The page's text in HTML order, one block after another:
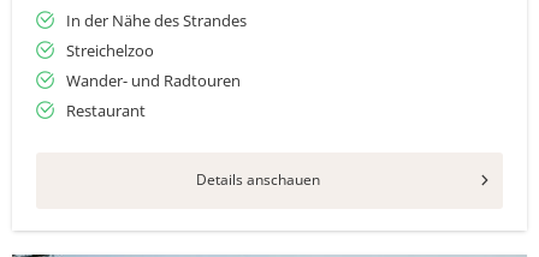
In der Nähe des Strandes
Streichelzoo
Wander- und Radtouren
Restaurant
Details anschauen